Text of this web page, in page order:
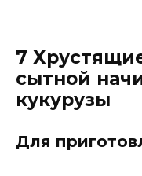
7
сытной
кукурузы
Для